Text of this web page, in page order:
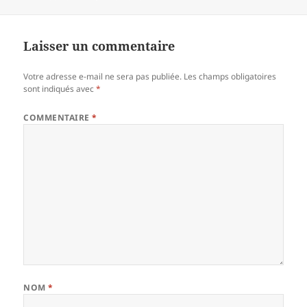
Laisser un commentaire
Votre adresse e-mail ne sera pas publiée. Les champs obligatoires
sont indiqués avec*
COMMENTAIRE*
NOM*